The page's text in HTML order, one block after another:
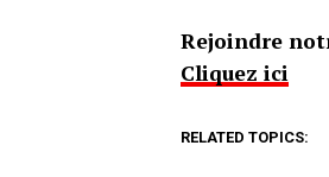
Rejoindre
Cliquez ici
RELATED TOPICS: